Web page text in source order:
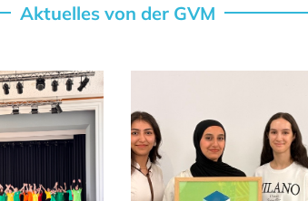
Aktuelles von der GVM